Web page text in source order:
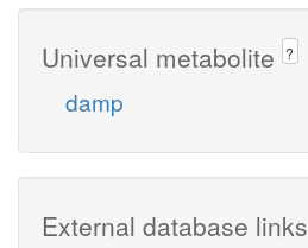
Universal metabolite ?
damp
External database links